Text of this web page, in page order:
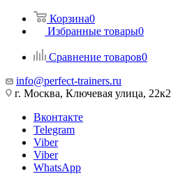
Корзина0
Избранные товары0
Сравнение товаров0
info@perfect-trainers.ru
г. Москва, Ключевая улица, 22к2
Вконтакте
Telegram
Viber
Viber
WhatsApp